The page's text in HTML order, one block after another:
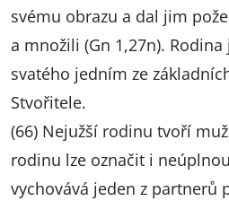
svému obrazu a dal jim
a množili (Gn 1,27n).
svatého jedním ze
Stvořitele.
(66) Nejužší rodinu tvoří
rodinu lze označit i
vychovává jeden z partnerů